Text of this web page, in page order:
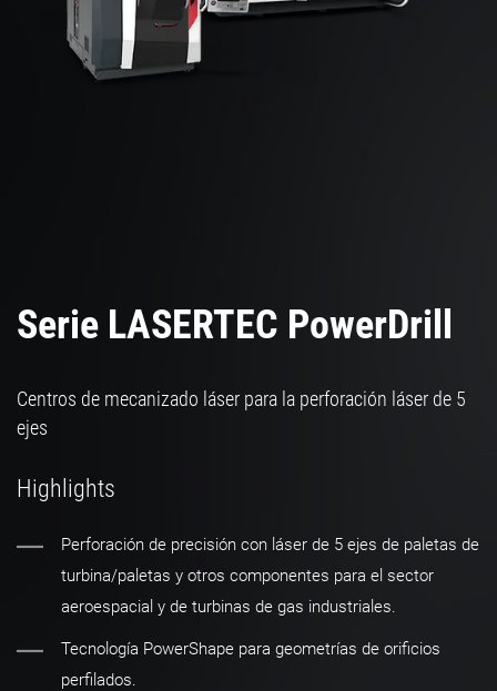
Serie LASERTEC PowerDrill
Centros de mecanizado láser para la perforación láser de 5
ejes
Highlights
Perforación de precisión con láser de 5 ejes de paletas de
turbina/paletas y otros componentes para el sector
aeroespacial y de turbinas de gas industriales.
Tecnología PowerShape para geometrías de orificios
perfilados.